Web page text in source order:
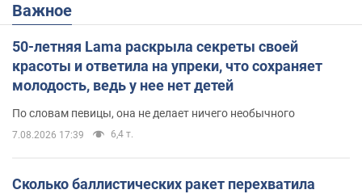
Важное
50-летняя Lama раскрыла секреты своей
красоты и ответила на упреки, что сохраняет
молодость, ведь у нее нет детей
По словам певицы, она не делает ничего необычного
7.08.2026 17:39 6,4 т.
Сколько баллистических ракет перехватила